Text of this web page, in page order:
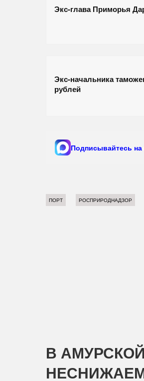
Экс-глава Приморья
Экс-начальника
рублей
Подписывайтесь на
ПОРТ РОСПРИРОДНАДЗОР
В